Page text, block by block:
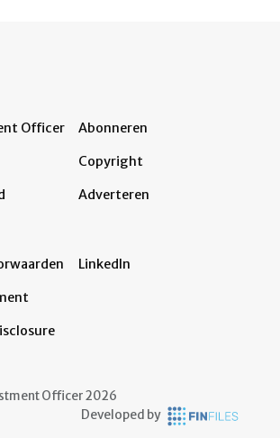
Officer Abonneren
Copyright
Adverteren
LinkedIn
Officer 2026
Developed by